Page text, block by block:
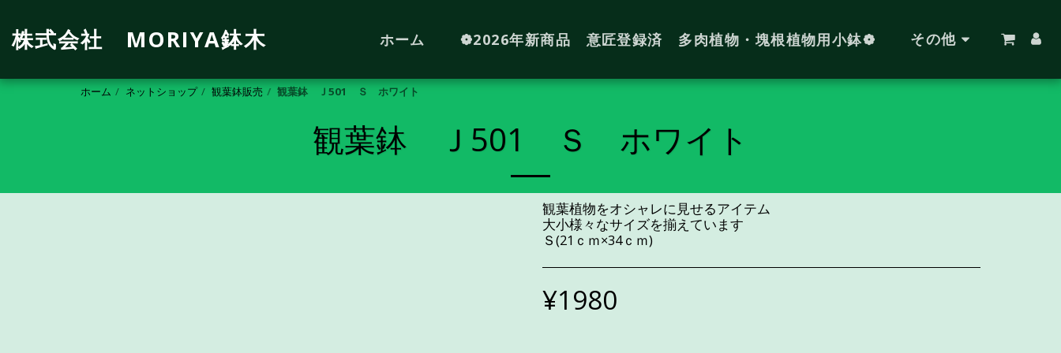
株式会社 MORIYA鉢木 ホーム ❁2026年新商品 意匠登録済 多肉植物・塊根植物用小鉢❁ その他
ホーム ネットショップ 観葉鉢販売 観葉鉢 Ｊ501 Ｓ ホワイト
観葉鉢 Ｊ501 Ｓ ホワイト
観葉植物をオシャレに見せるアイテム
大小様々なサイズを揃えています
Ｓ(21ｃｍ×34ｃｍ)
¥1980